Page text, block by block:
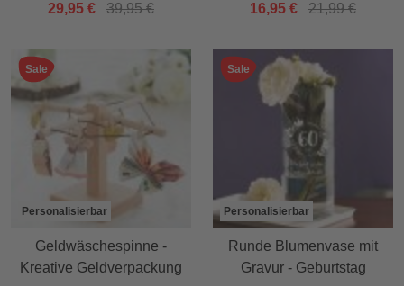
29,95 €
39,95 €
16,95 €
21,99 €
Sale
Personalisierbar
Geldwäschespinne -
Kreative Geldverpackung
Sale
Personalisierbar
Runde Blumenvase mit
Gravur - Geburtstag